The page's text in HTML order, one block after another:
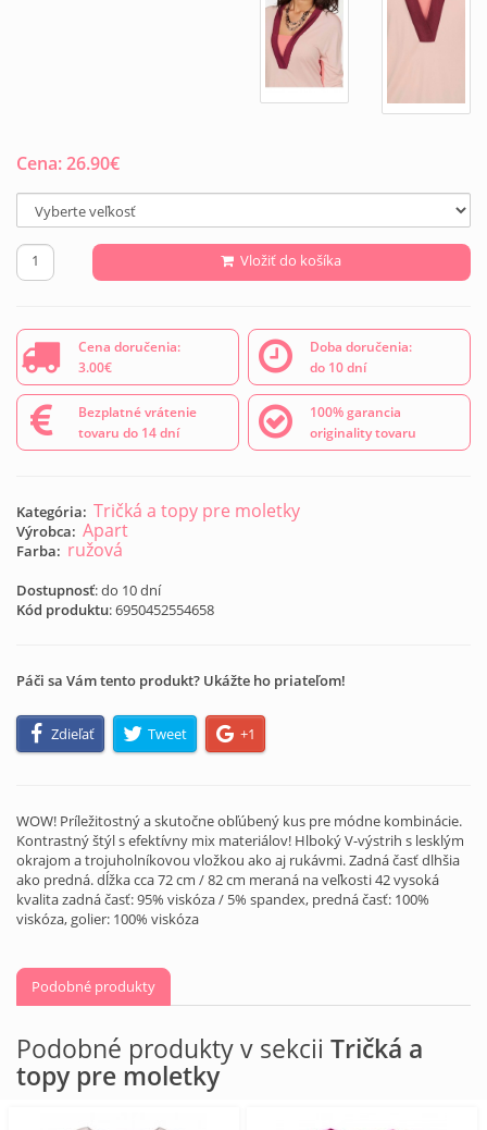
Cena:26.90€
Vložiť do košíka
Cena doručenia:
3.00€
Doba doručenia:
do 10 dní
Bezplatné vrátenie
tovaru do 14 dní
100% garancia
originality tovaru
Kategória: Tričká a topy pre moletky
Výrobca: Apart
Farba: ružová
Dostupnosť: do 10 dní
Kód produktu:6950452554658
Páči sa Vám tento produkt? Ukážte ho priateľom!
Zdieľať Tweet +1
WOW! Príležitostný a skutočne obľúbený kus pre módne kombinácie.
Kontrastný štýl s efektívny mix materiálov! Hlboký V-výstrih s lesklým
okrajom a trojuholníkovou vložkou ako aj rukávmi. Zadná časť dlhšia
ako predná. dĺžka cca 72 cm / 82 cm meraná na veľkosti 42 vysoká
kvalita zadná časť: 95% viskóza / 5% spandex, predná časť: 100%
viskóza, golier: 100% viskóza
Podobné produkty
Podobné produkty v sekcii Tričká a
topy pre moletky